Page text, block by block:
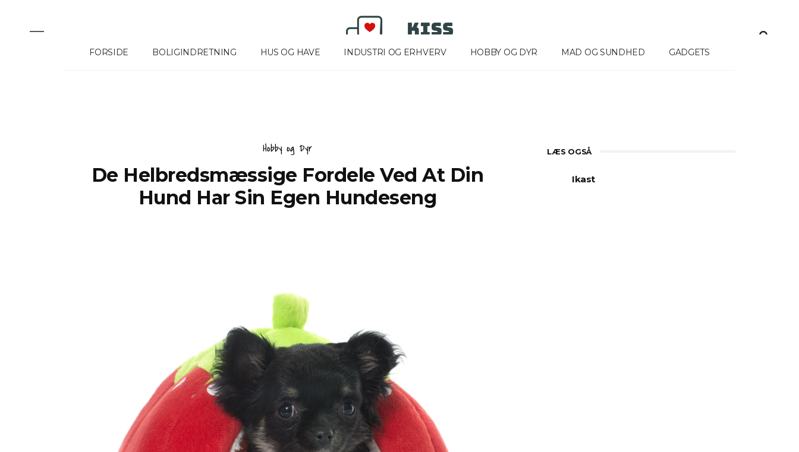
FORSIDE BOLIGINDRETNING HUS OG HAVE INDUSTRI OG ERHVERV HOBBY OG DYR MAD OG SUNDHED GADGETS
Hobby og Dyr
De Helbredsmæssige Fordele Ved At Din
Hund Har Sin Egen Hundeseng
LÆS OGSÅ
Kiropraktor I Vejle For Optimal
Sundhed
Oplev Det Bedste Udvalg I
Ikast
Derfor Vælger Flere Termiske
Naturobservation